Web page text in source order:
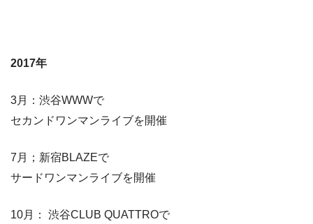
2017年
3月：渋谷WWWで
セカンドワンマンライブを開催
7月；新宿BLAZEで
サードワンマンライブを開催
10月： 渋谷CLUB QUATTROで